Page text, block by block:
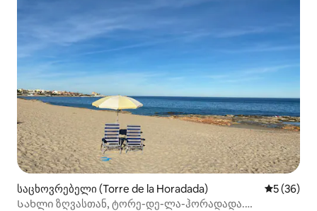
საცხოვრებელი (Torre de la Horadada) საშუალო
5 (36)
Სახლი ზღვასთან, ტორე-დე-ლა-ჰორადადა.